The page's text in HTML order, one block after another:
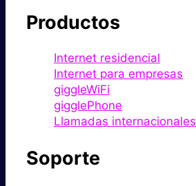
Productos
Internet residencial
Internet para empresas
giggleWiFi
gigglePhone
Llamadas internacionales
Soporte